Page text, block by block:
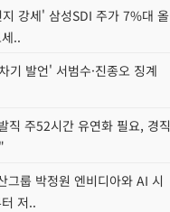
강세' 삼성SDI 주가 7%대 올
..
기 발언' 서범수·진종오 징계
직 주52시간 유연화 필요, 경직
룹 박정원 엔비디아와 AI 시
저..